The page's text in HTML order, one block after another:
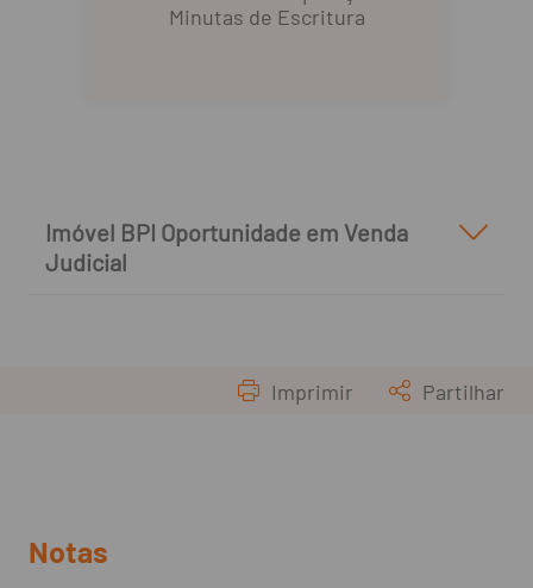
Minutas de Escritura
Imóvel BPI Oportunidade em Venda
Judicial
Imprimir Partilhar
Notas